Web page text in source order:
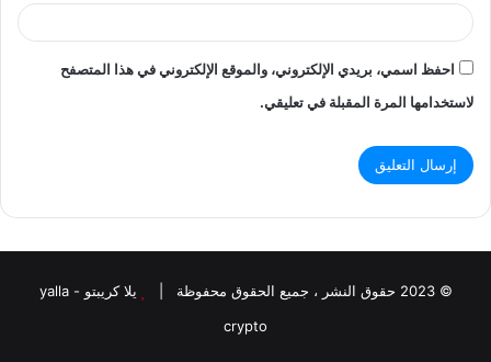
احفظ اسمي، بريدي الإلكتروني، والموقع الإلكتروني في هذا المتصفح
لاستخدامها المرة المقبلة في تعليقي.
© 2023 حقوق النشر ، جميع الحقوق محفوظة |
يلا كريبتو - yalla
crypto